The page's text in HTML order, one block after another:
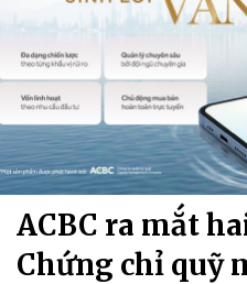
ACBC ra mắt
Chứng chỉ quỹ